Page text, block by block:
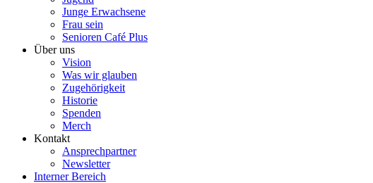
Junge Erwachsene
Frau sein
Senioren Café Plus
Über uns
Vision
Was wir glauben
Zugehörigkeit
Historie
Spenden
Merch
Kontakt
Ansprechpartner
Newsletter
Interner Bereich